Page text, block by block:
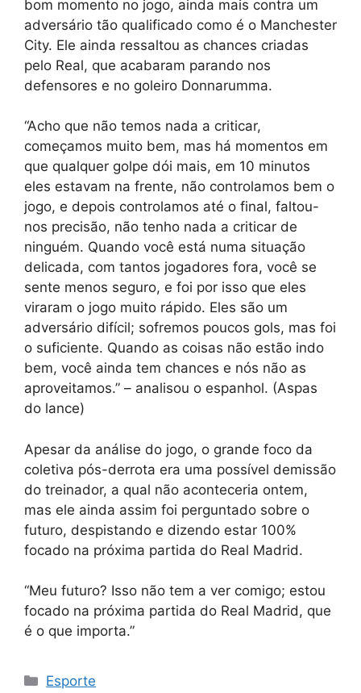
bom momento no jogo, ainda mais contra um
adversário tão qualificado como é o Manchester
City. Ele ainda ressaltou as chances criadas
pelo Real, que acabaram parando nos
defensores e no goleiro Donnarumma.
“Acho que não temos nada a criticar,
começamos muito bem, mas há momentos em
que qualquer golpe dói mais, em 10 minutos
eles estavam na frente, não controlamos bem o
jogo, e depois controlamos até o final, faltou-
nos precisão, não tenho nada a criticar de
ninguém. Quando você está numa situação
delicada, com tantos jogadores fora, você se
sente menos seguro, e foi por isso que eles
viraram o jogo muito rápido. Eles são um
adversário difícil; sofremos poucos gols, mas foi
o suficiente. Quando as coisas não estão indo
bem, você ainda tem chances e nós não as
aproveitamos.” – analisou o espanhol. (Aspas
do lance)
Apesar da análise do jogo, o grande foco da
coletiva pós-derrota era uma possível demissão
do treinador, a qual não aconteceria ontem,
mas ele ainda assim foi perguntado sobre o
futuro, despistando e dizendo estar 100%
focado na próxima partida do Real Madrid.
“Meu futuro? Isso não tem a ver comigo; estou
focado na próxima partida do Real Madrid, que
é o que importa.”
Categorias
Esporte